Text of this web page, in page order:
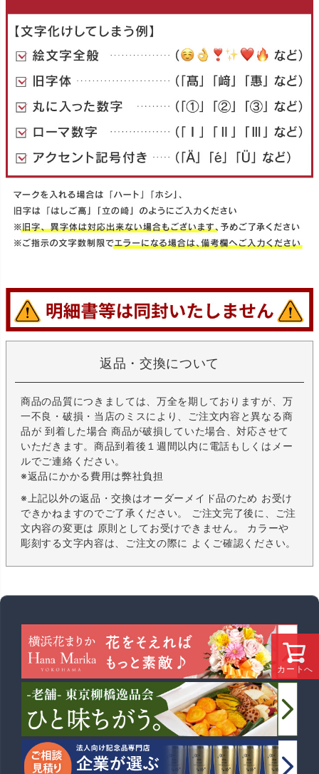
返品・交換について
商品の品質につきましては、万全を期しておりますが、万
一不良・破損・当店のミスにより、ご注文内容と異なる商
品が 到着した場合 商品が破損していた場合、対応させて
いただきます。商品到着後１週間以内に電話もしくはメー
ルでご連絡ください。
※返品にかかる費用は弊社負担
※上記以外の返品・交換はオーダーメイド品のため お受け
できかねますのでご了承ください。 ご注文完了後に、ご注
文内容の変更は 原則としてお受けできません。 カラーや
彫刻する文字内容は、ご注文の際に よくご確認ください。
カートへ